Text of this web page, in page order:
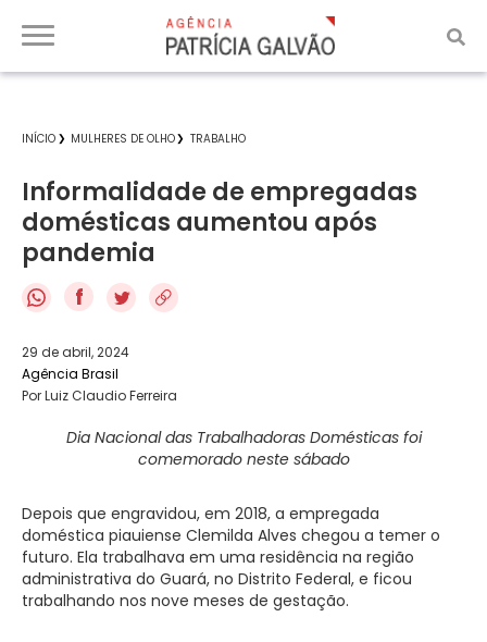
INÍCIO MULHERES DE OLHO TRABALHO
Informalidade de empregadas
domésticas aumentou após
pandemia
f
29 de abril, 2024
Agência Brasil
Por Luiz Claudio Ferreira
Dia Nacional das Trabalhadoras Domésticas foi
comemorado neste sábado
Depois que engravidou, em 2018, a empregada
doméstica piauiense Clemilda Alves chegou a temer o
futuro. Ela trabalhava em uma residência na região
administrativa do Guará, no Distrito Federal, e ficou
trabalhando nos nove meses de gestação.